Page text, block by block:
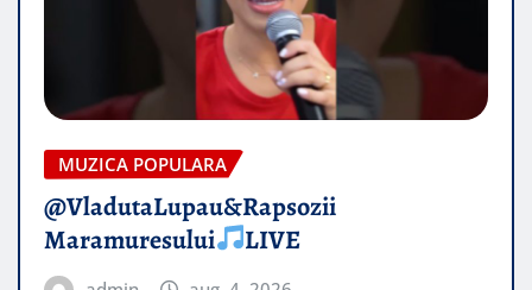
MUZICA POPULARA
@VladutaLupau&Rapsozii
Maramuresului
LIVE